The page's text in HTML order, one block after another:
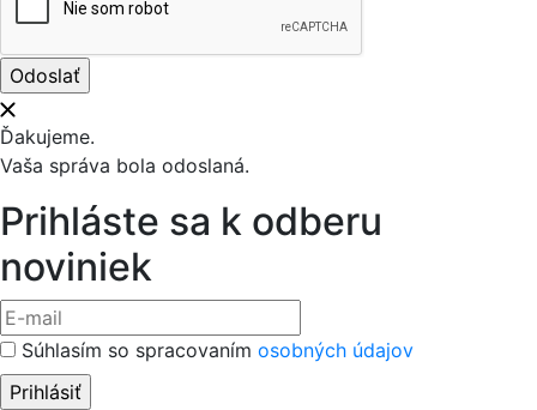
Ďakujeme.
Vaša správa bola odoslaná.
Prihláste sa k odberu
noviniek
Súhlasím so spracovaním osobných údajov